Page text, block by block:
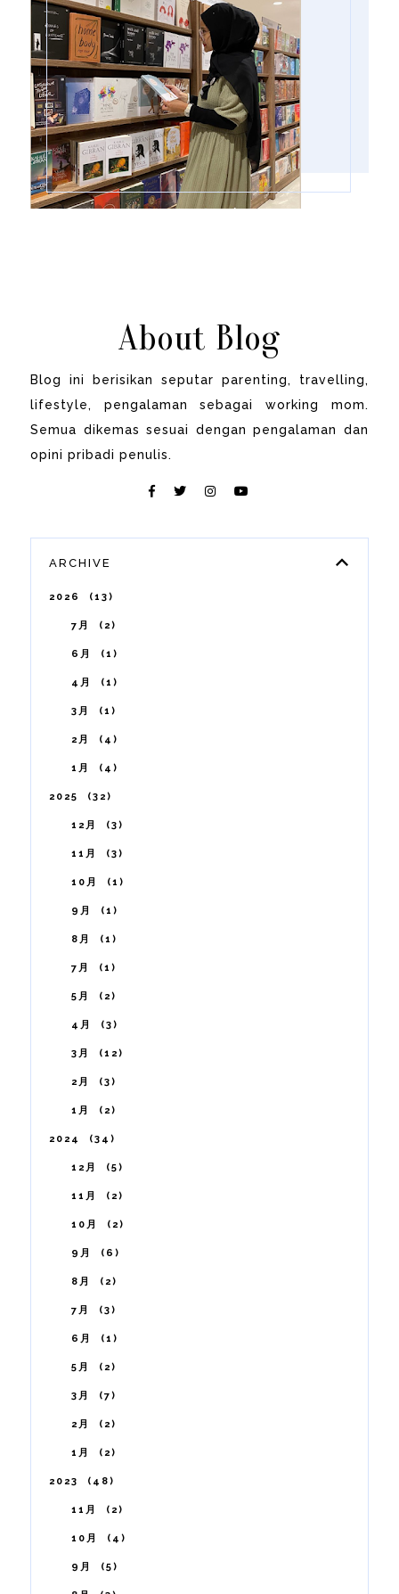
About Blog
Blog ini berisikan seputar parenting, travelling,
lifestyle, pengalaman sebagai working mom.
Semua dikemas sesuai dengan pengalaman dan
opini pribadi penulis.
ARCHIVE
2026 13
7月 2
6月 1
4月 1
3月 1
2月 4
1月 4
2025 32
12月 3
11月 3
10月 1
9月 1
8月 1
7月 1
5月 2
4月 3
3月 12
2月 3
1月 2
2024 34
12月 5
11月 2
10月 2
9月 6
8月 2
7月 3
6月 1
5月 2
3月 7
2月 2
1月 2
2023 48
11月 2
10月 4
9月 5